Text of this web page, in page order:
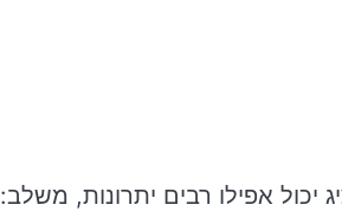
יכול אפילו רבים יתרונות, משלב: